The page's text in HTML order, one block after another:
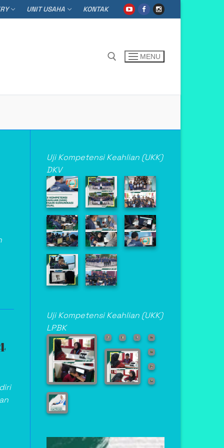
UNIT USAHA KONTAK
MENU
Uji Kompetensi Keahlian (UKK)
DKV
Uji Kompetensi Keahlian (UKK)
LPBK
Asisten Teknik
Laboratorium Medik